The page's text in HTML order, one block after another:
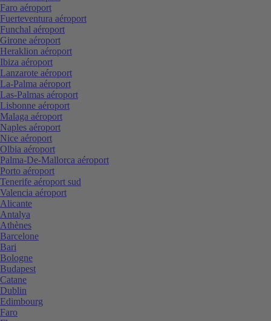
Faro aéroport
Fuerteventura aéroport
Funchal aéroport
Girone aéroport
Heraklion aéroport
Ibiza aéroport
Lanzarote aéroport
La-Palma aéroport
Las-Palmas aéroport
Lisbonne aéroport
Malaga aéroport
Naples aéroport
Nice aéroport
Olbia aéroport
Palma-De-Mallorca aéroport
Porto aéroport
Tenerife aéroport sud
Valencia aéroport
Alicante
Antalya
Athènes
Barcelone
Bari
Bologne
Budapest
Catane
Dublin
Edimbourg
Faro